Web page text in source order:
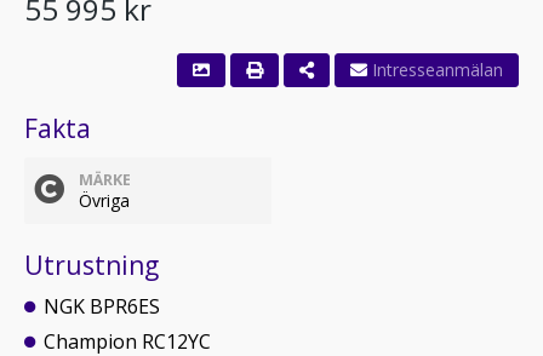
55 995 kr
Fakta
MÄRKE
Övriga
Utrustning
NGK BPR6ES
Champion RC12YC